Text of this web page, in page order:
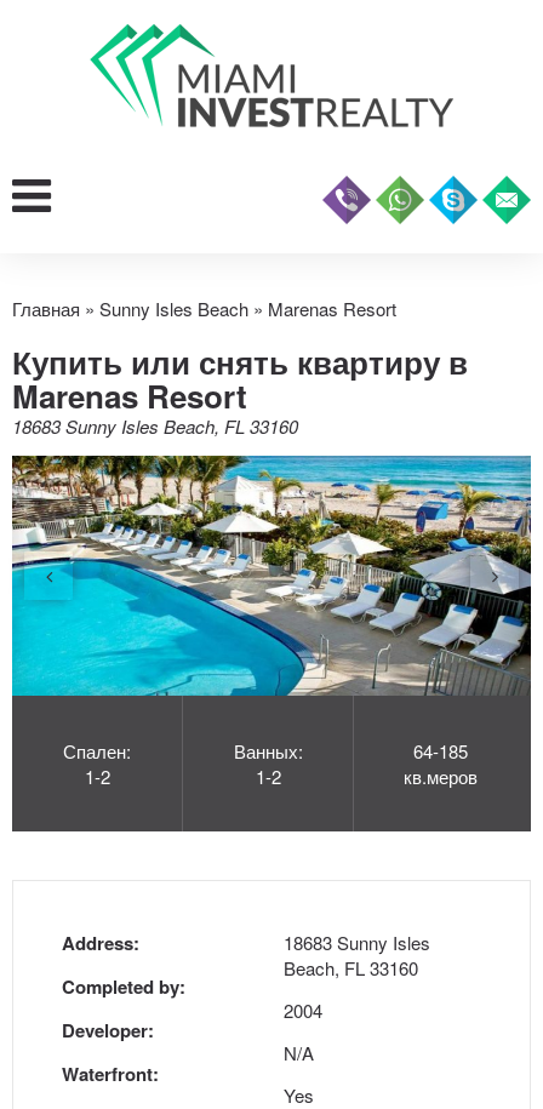
Главная » Sunny Isles Beach » Marenas Resort
Купить или снять квартиру в
Marenas Resort
18683 Sunny Isles Beach, FL 33160
Спален:
1-2
Ванных:
1-2
64-185
кв.меров
Address:
Completed by:
Developer:
Waterfront:
18683 Sunny Isles
Beach, FL 33160
2004
N/A
Yes